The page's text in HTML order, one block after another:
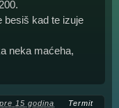
besiš kad te izuje
neka maćeha,
pre 15 godina Termit